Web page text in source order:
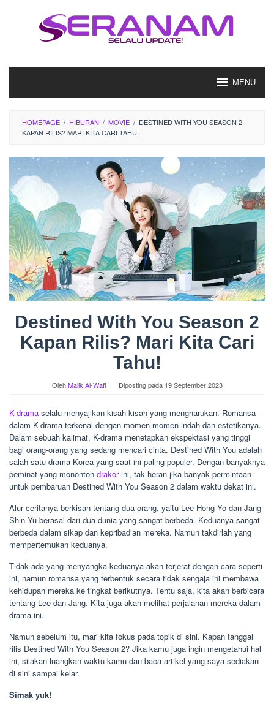
MENU
HOMEPAGE / HIBURAN / MOVIE / DESTINED WITH YOU SEASON 2
KAPAN RILIS? MARI KITA CARI TAHU!
Destined With You Season 2
Kapan Rilis? Mari Kita Cari
Tahu!
OlehMalik Al-Wafi Diposting pada 19 September 2023
K-drama selalu menyajikan kisah-kisah yang mengharukan. Romansa
dalam K-drama terkenal dengan momen-momen indah dan estetikanya.
Dalam sebuah kalimat, K-drama menetapkan ekspektasi yang tinggi
bagi orang-orang yang sedang mencari cinta. Destined With You adalah
salah satu drama Korea yang saat ini paling populer. Dengan banyaknya
peminat yang mononton drakorini, tak heran jika banyak permintaan
untuk pembaruan Destined With You Season 2 dalam waktu dekat ini.
Alur ceritanya berkisah tentang dua orang, yaitu Lee Hong Yo dan Jang
Shin Yu berasal dari dua dunia yang sangat berbeda. Keduanya sangat
berbeda dalam sikap dan kepribadian mereka. Namun takdirlah yang
mempertemukan keduanya.
Tidak ada yang menyangka keduanya akan terjerat dengan cara seperti
ini, namun romansa yang terbentuk secara tidak sengaja ini membawa
kehidupan mereka ke tingkat berikutnya. Tentu saja, kita akan berbicara
tentang Lee dan Jang. Kita juga akan melihat perjalanan mereka dalam
drama ini.
Namun sebelum itu, mari kita fokus pada topik di sini. Kapan tanggal
rilis Destined With You Season 2? Jika kamu juga ingin mengetahui hal
ini, silakan luangkan waktu kamu dan baca artikel yang saya sediakan
di sini sampai kelar.
Simak yuk!